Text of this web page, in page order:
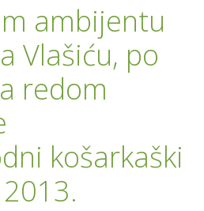
ambijentu
Vlašiću, po
redom
košarkaški